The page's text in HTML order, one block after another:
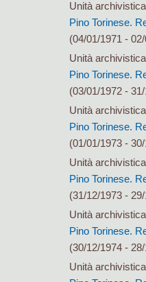
Unità archivistica
Pino Torinese.
(04/01/1971 -
Unità archivistica
Pino Torinese.
(03/01/1972 -
Unità archivistica
Pino Torinese.
(01/01/1973 -
Unità archivistica
Pino Torinese.
(31/12/1973 -
Unità archivistica
Pino Torinese.
(30/12/1974 -
Unità archivistica